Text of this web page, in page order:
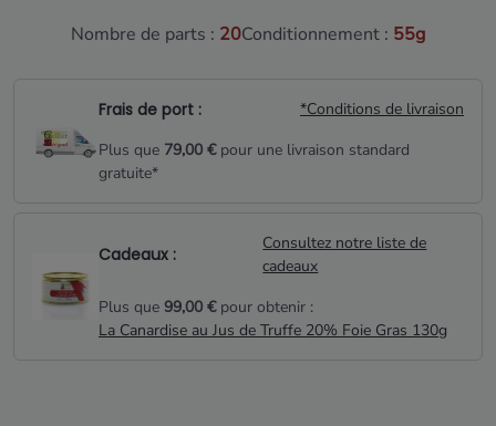
Nombre de parts : 20Conditionnement : 55g
Frais de port :
*Conditions de livraison
Plus que 79,00 €pour une livraison standard
gratuite*
Cadeaux :
Consultez notre liste de
cadeaux
Plus que 99,00 €pour obtenir :
La Canardise au Jus de Truffe 20% Foie Gras 130g